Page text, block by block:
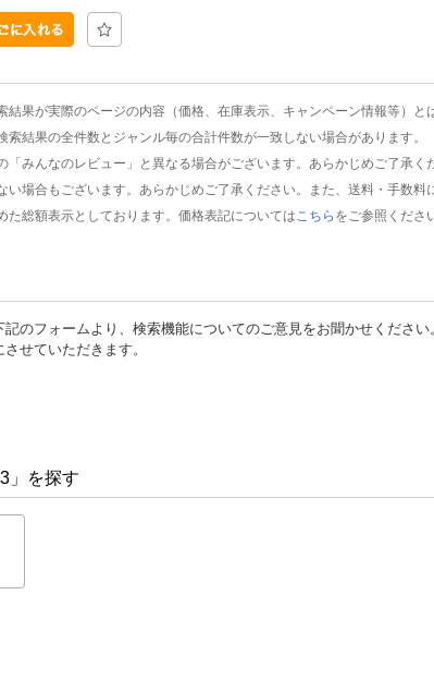
果が実際のページの内容（価格、在庫表示、キャンペーン情報等）と
結果の全件数とジャンル毎の合計件数が一致しない場合があります。
みんなのレビュー」と異なる場合がございます。あらかじめご了承く
場合もございます。あらかじめご了承ください。また、送料・手数料
総額表示としております。価格表記については こちら をご参照くださ
のフォームより、検索機能についてのご意見をお聞かせください
せていただきます。
」を探す